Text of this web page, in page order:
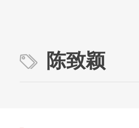
陈致颖